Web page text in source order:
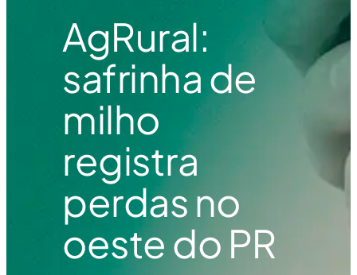
AgRural:
safrinha de
milho
registra
perdas no
oeste do PR